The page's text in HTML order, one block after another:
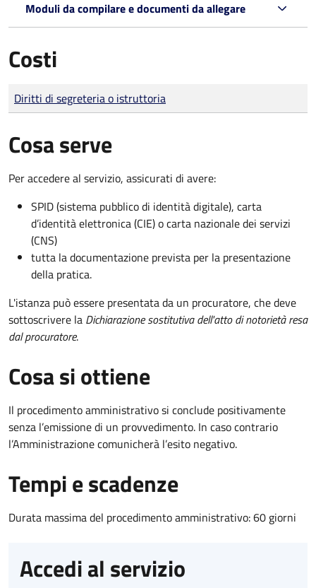
Moduli da compilare e documenti da allegare
Costi
Tipo di pagamento
Importo
Diritti di segreteria o istruttoria
Cosa serve
Per accedere al servizio, assicurati di avere:
SPID (sistema pubblico di identità digitale), carta
d’identità elettronica (CIE) o carta nazionale dei servizi
(CNS)
tutta la documentazione prevista per la presentazione
della pratica.
L'istanza può essere presentata da un procuratore, che deve
sottoscrivere la Dichiarazione sostitutiva dell'atto di notorietà resa
dal procuratore.
Cosa si ottiene
Il procedimento amministrativo si conclude positivamente
senza l’emissione di un provvedimento. In caso contrario
l’Amministrazione comunicherà l’esito negativo.
Tempi e scadenze
Durata massima del procedimento amministrativo: 60 giorni
Accedi al servizio